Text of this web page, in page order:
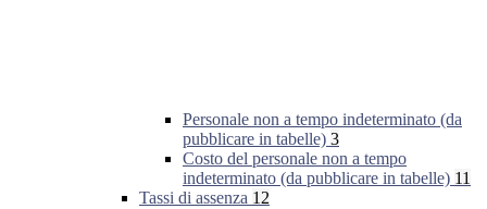
Personale non a tempo indeterminato (da
pubblicare in tabelle) 3
Costo del personale non a tempo
indeterminato (da pubblicare in tabelle) 11
Tassi di assenza 12